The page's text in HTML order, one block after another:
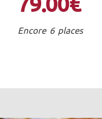
Encore 6 places